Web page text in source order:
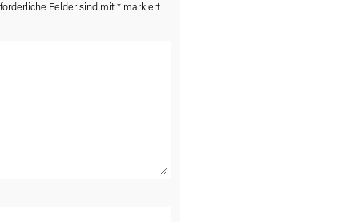
Felder sind mit* markiert